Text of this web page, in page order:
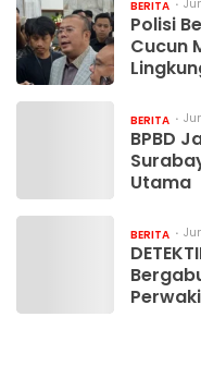
BERITA
Polisi
Cucun
BERITA
BPBD
Utama
BERITA